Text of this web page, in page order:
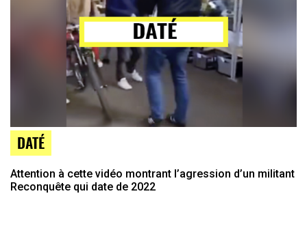
DATÉ
Attention à cette vidéo montrant l’agression d’un militant
Reconquête qui date de 2022